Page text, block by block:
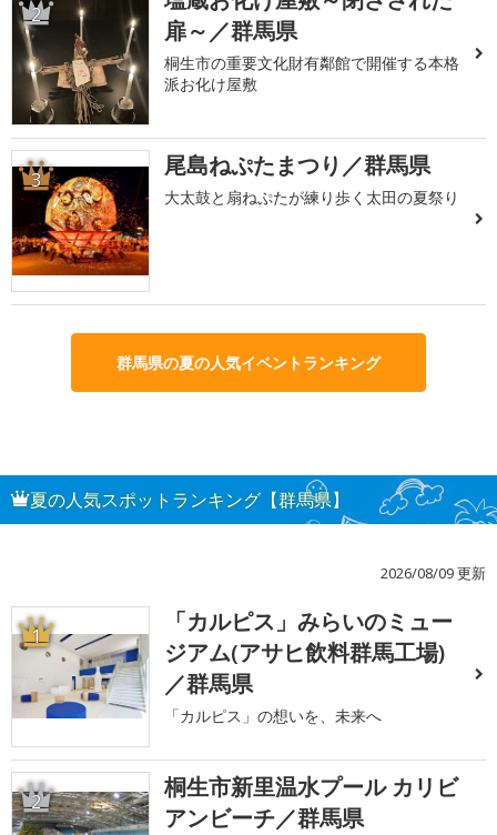
2
扉～／群馬県
桐生市の重要文化財有鄰館で開催する本格
派お化け屋敷
3 尾島ねぷたまつり／群馬県
大太鼓と扇ねぷたが練り歩く太田の夏祭り
群馬県の夏の人気イベントランキング
夏の人気スポットランキング【群馬県】
2026/08/09 更新
1
「カルピス」みらいのミュー
ジアム(アサヒ飲料群馬工場)
／群馬県
「カルピス」の想いを、未来へ
2
桐生市新里温水プール カリビ
アンビーチ／群馬県